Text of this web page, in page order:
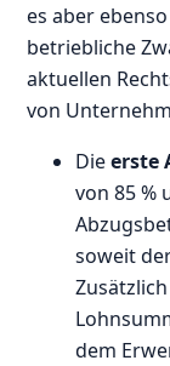
es aber
betriebliche
aktuellen
von
Dieerste
von 85 %
soweit
dem